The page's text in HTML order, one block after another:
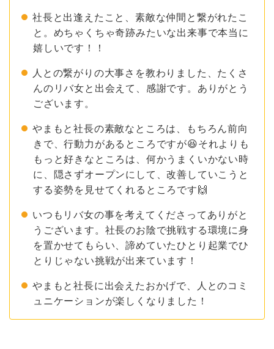
社長と出逢えたこと、素敵な仲間と繋がれたこ
と。めちゃくちゃ奇跡みたいな出来事で本当に
嬉しいです！！
人との繋がりの大事さを教わりました、たくさ
んのリバ女と出会えて、感謝です。ありがとう
ございます。
やまもと社長の素敵なところは、もちろん前向
きで、行動力があるところですが😆それよりも
もっと好きなところは、何かうまくいかない時
に、隠さずオープンにして、改善していこうと
する姿勢を見せてくれるところです🙌
いつもリバ女の事を考えてくださってありがと
うございます。社長のお陰で挑戦する環境に身
を置かせてもらい、諦めていたひとり起業でひ
とりじゃない挑戦が出来ています！
やまもと社長に出会えたおかげで、人とのコミ
ュニケーションが楽しくなりました！